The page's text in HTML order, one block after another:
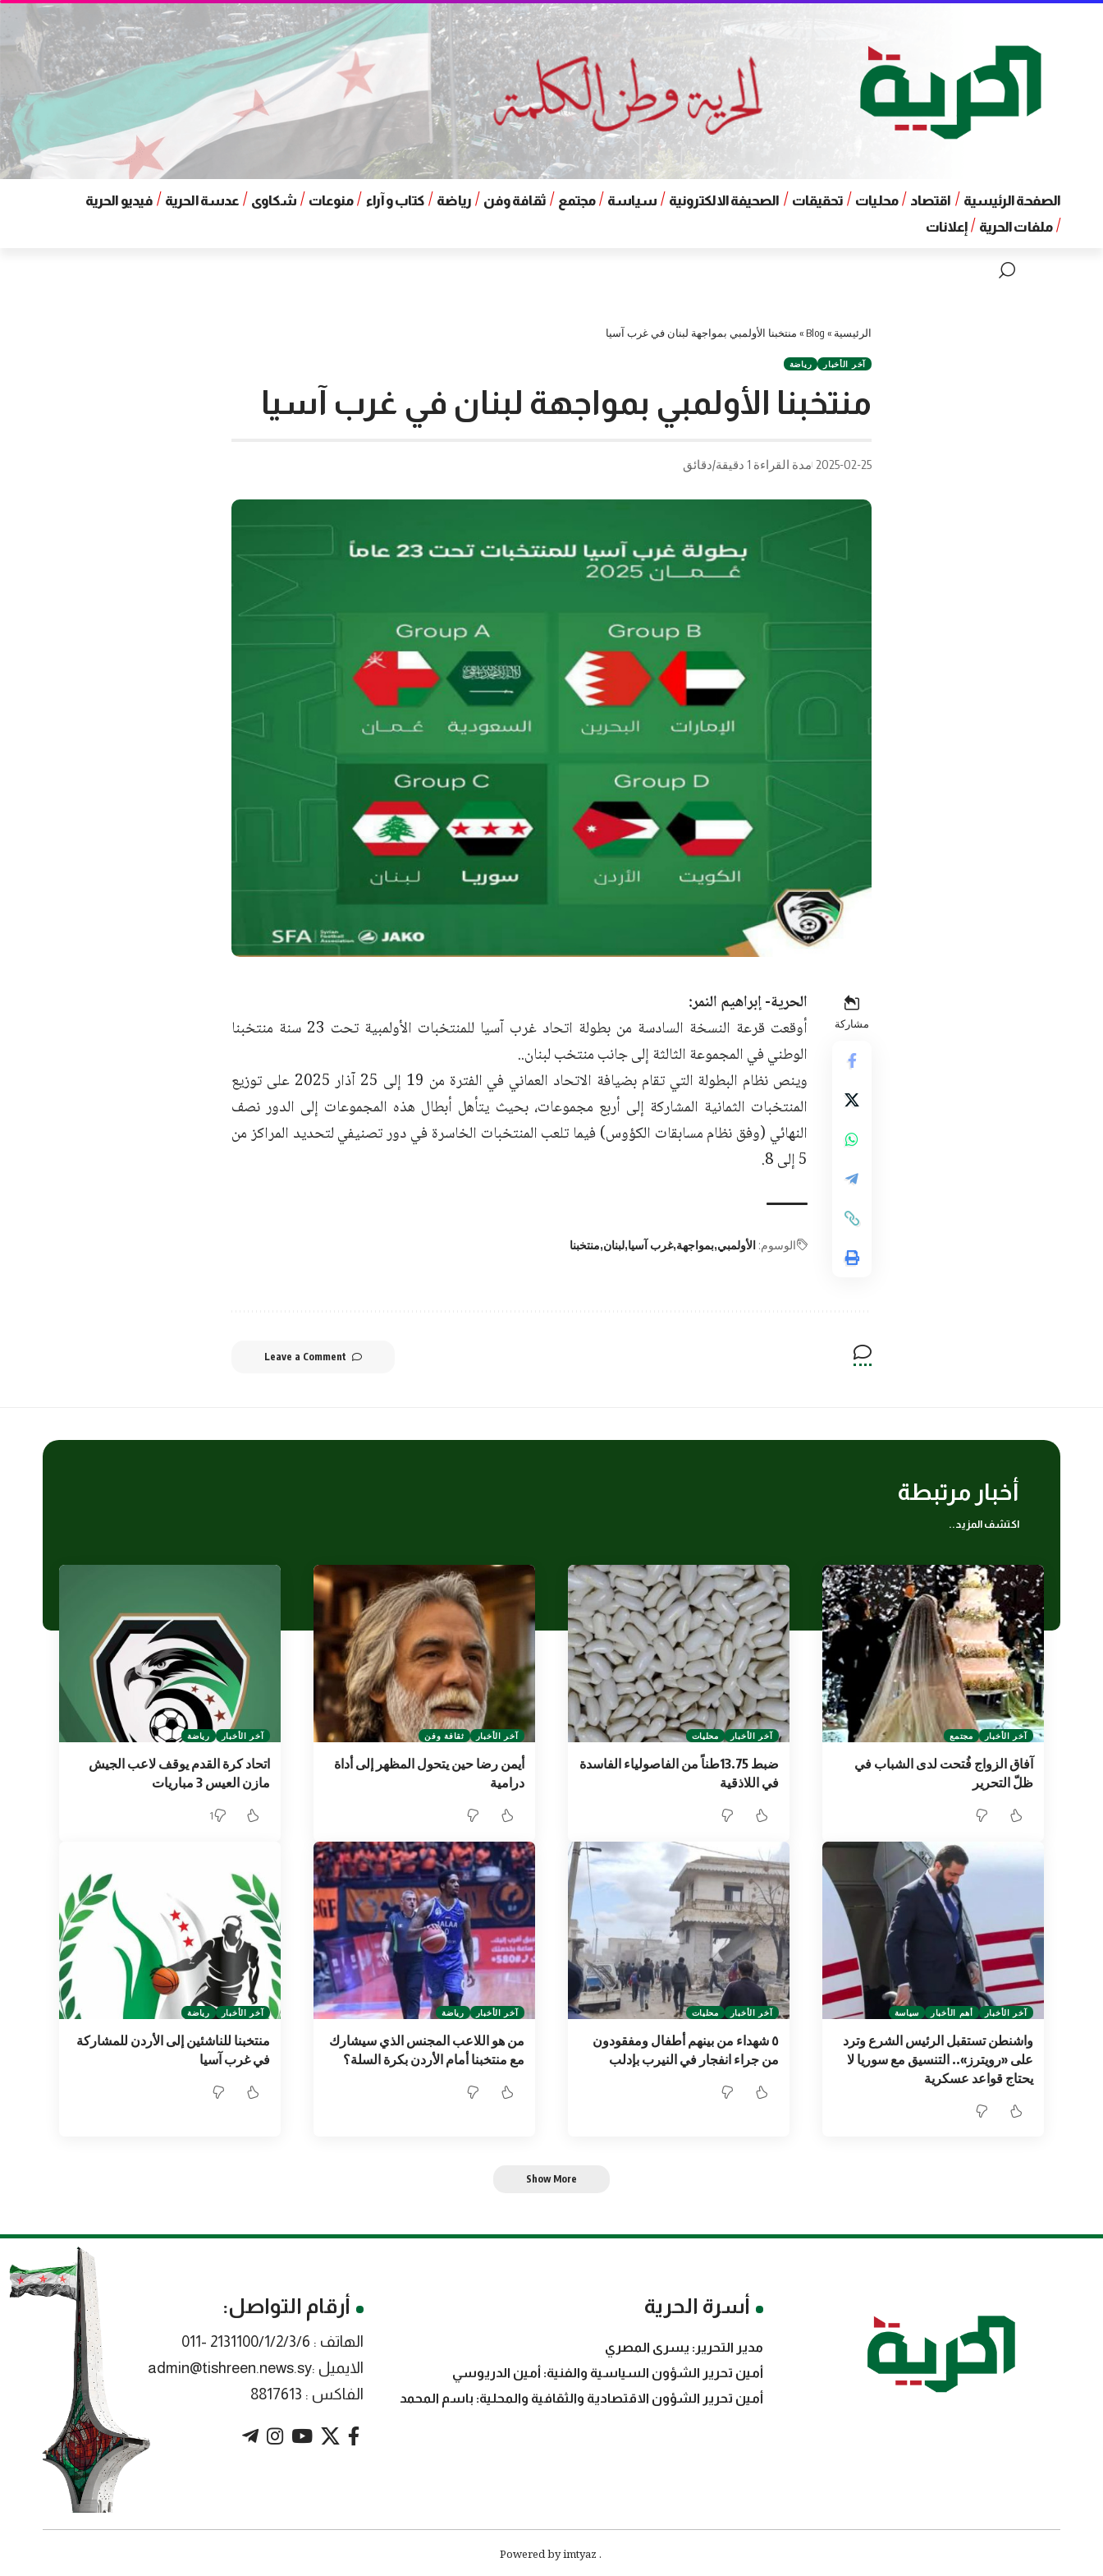
الصفحة الرئيسية اقتصاد محليات تحقيقات الصحيفة الالكترونية سياسة مجتمع ثقافة وفن رياضة كتاب و آراء منوعات شكاوى عدسة الحرية
فيديو الحرية
ملفات الحرية
إعلانات
الرئيسية »
Blog
» منتخبنا الأولمبي بمواجهة لبنان في غرب آسيا
آخر الأخبار رياضة
منتخبنا الأولمبي بمواجهة لبنان في غرب آسيا
2025-02-25 مدة القراءة 1 دقيقة/دقائق
مشاركة
الحرية- إبراهيم النمر:
أوقعت قرعة النسخة السادسة من بطولة اتحاد غرب آسيا للمنتخبات الأولمبية تحت 23 سنة منتخبنا
الوطني في المجموعة الثالثة إلى جانب منتخب لبنان..
وينص نظام البطولة التي تقام بضيافة الاتحاد العماني في الفترة من 19 إلى 25 آذار 2025 على توزيع
المنتخبات الثمانية المشاركة إلى أربع مجموعات، بحيث يتأهل أبطال هذه المجموعات إلى الدور نصف
النهائي (وفق نظام مسابقات الكؤوس) فيما تلعب المنتخبات الخاسرة في دور تصنيفي لتحديد المراكز من
5 إلى 8.
الوسوم: الأولمبي بمواجهة غرب آسيا لبنان منتخبنا
Leave a Comment
أخبار مرتبطة
اكتشف المزيد..
آخر الأخبار مجتمع
آفاق الزواج فُتحت لدى الشباب في
ظلّ التحرير
آخر الأخبار محليات
ضبط 13.75طناً من الفاصولياء الفاسدة
في اللاذقية
آخر الأخبار ثقافة وفن
أيمن رضا حين يتحول المظهر إلى أداة
درامية
آخر الأخبار رياضة
اتحاد كرة القدم يوقف لاعب الجيش
مازن العيس 3 مباريات
1
آخر الأخبار أهم الأخبار سياسة
واشنطن تستقبل الرئيس الشرع وترد
على «رويترز».. التنسيق مع سوريا لا
يحتاج قواعد عسكرية
آخر الأخبار محليات
٥ شهداء من بينهم أطفال ومفقودون
من جراء انفجار في النيرب بإدلب
آخر الأخبار رياضة
من هو اللاعب المجنس الذي سيشارك
مع منتخبنا أمام الأردن بكرة السلة؟
آخر الأخبار رياضة
منتخبنا للناشئين إلى الأردن للمشاركة
في غرب آسيا
Show More
أسرة الحرية
مدير التحرير: يسرى المصري
أمين تحرير الشؤون السياسية والفنية: أمين الدريوسي
أمين تحرير الشؤون الاقتصادية والثقافية والمحلية: باسم المحمد
أرقام التواصل:
الهاتف : 2131100/1/2/3/6 -011
الايميل :admin@tishreen.news.sy
الفاكس : 8817613
. Powered by imtyaz